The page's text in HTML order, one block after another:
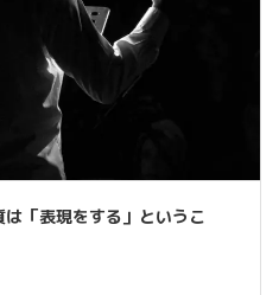
「表現をする」というこ